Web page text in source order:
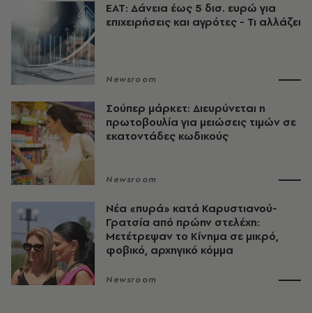
ΕΑΤ: Δάνεια έως 5 δισ. ευρώ για
επιχειρήσεις και αγρότες - Τι αλλάζει
Newsroom
Σούπερ μάρκετ: Διευρύνεται η
πρωτοβουλία για μειώσεις τιμών σε
εκατοντάδες κωδικούς
Newsroom
Νέα «πυρά» κατά Καρυστιανού-
Γρατσία από πρώην στελέχη:
Μετέτρεψαν το Κίνημα σε μικρό,
φοβικό, αρχηγικό κόμμα
Newsroom